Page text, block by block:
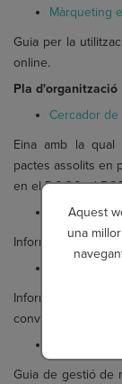
Aquest
una
Màrqueting
Guia per la
online.
Pla d'organització
Cercador de
Eina amb la
pactes assolits en
en el DOGC, el
Contractar
Informació dels
Informació del
convenis col·lectius.
Guia de gestió de